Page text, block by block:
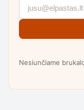
Nesiunčiame